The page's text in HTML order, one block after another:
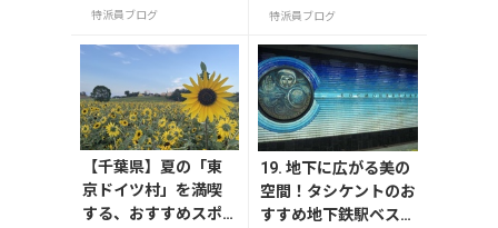
トウ"。
特派員ブログ
ーバックスリザーブⓇ
特派員ブログ
【千葉県】夏の「東
京ドイツ村」を満喫
する、おすすめスポ
19. 地下に広がる美の
空間！タシケントのお
すすめ地下鉄駅ベスト